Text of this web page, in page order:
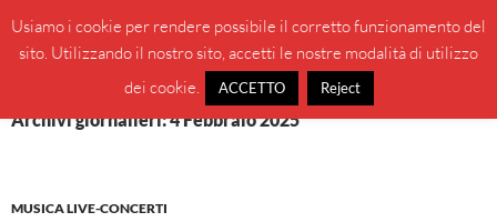
contenuto
BeppeBlog
MENU
Archivi giornalieri: 4 Febbraio 2025
MUSICA LIVE-CONCERTI
Usiamo i cookie per rendere possibile il corretto funzionamento del
sito. Utilizzando il nostro sito, accetti le nostre modalità di utilizzo
dei cookie.
ACCETTO Reject